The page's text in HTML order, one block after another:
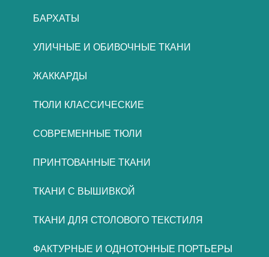
БАРХАТЫ
УЛИЧНЫЕ И ОБИВОЧНЫЕ ТКАНИ
ЖАККАРДЫ
ТЮЛИ КЛАССИЧЕСКИЕ
СОВРЕМЕННЫЕ ТЮЛИ
ПРИНТОВАННЫЕ ТКАНИ
ТКАНИ С ВЫШИВКОЙ
ТКАНИ ДЛЯ СТОЛОВОГО ТЕКСТИЛЯ
ФАКТУРНЫЕ И ОДНОТОННЫЕ ПОРТЬЕРЫ